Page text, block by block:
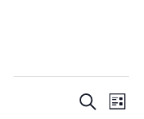
SucheListe